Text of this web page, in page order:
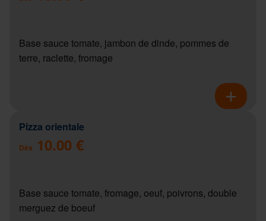
Base sauce tomate, jambon de dinde, pommes de
terre, raclette, fromage
Pizza orientale
Dès 10.00 €
Base sauce tomate, fromage, oeuf, poivrons, double
merguez de boeuf